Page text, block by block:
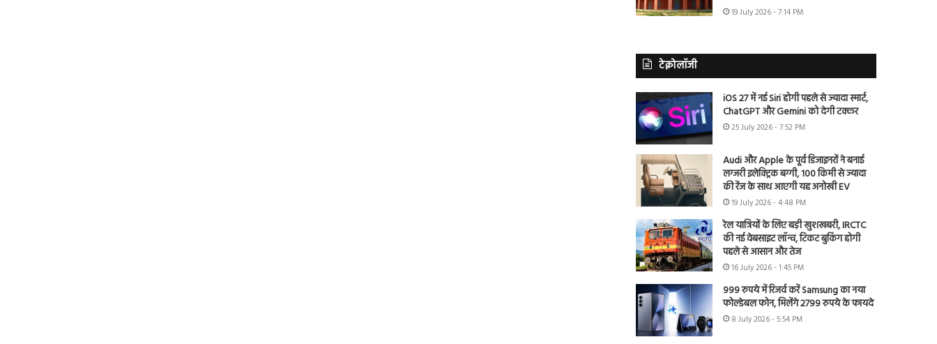
19 July 2026 - 7:14 PM
टेक्नोलॉजी
iOS 27 में नई Siri होगी पहले से ज्यादा स्मार्ट,
ChatGPT और Gemini को देगी टक्कर
25 July 2026 - 7:52 PM
Audi और Apple के पूर्व डिजाइनरों ने बनाई
लग्जरी इलेक्ट्रिक बग्गी, 100 किमी से ज्यादा
की रेंज के साथ आएगी यह अनोखी EV
19 July 2026 - 4:48 PM
रेल यात्रियों के लिए बड़ी खुशखबरी, IRCTC
की नई वेबसाइट लॉन्च, टिकट बुकिंग होगी
पहले से आसान और तेज
16 July 2026 - 1:45 PM
999 रुपये में रिजर्व करें Samsung का नया
फोल्डेबल फोन, मिलेंगे 2799 रुपये के फायदे
8 July 2026 - 5:54 PM